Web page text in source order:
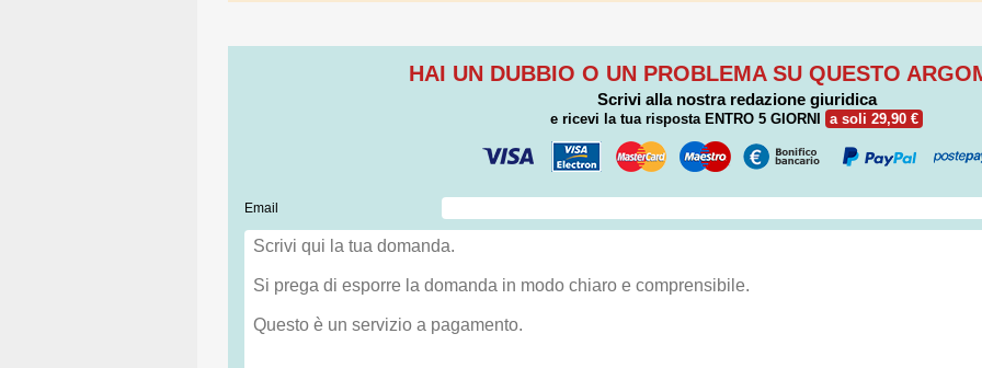
HAI UN DUBBIO O UN PROBLEMA SU QUESTO
Scrivi alla nostra redazione giuridica
e ricevi la tua risposta ENTRO 5 GIORNI a soli 29,90 €
Email